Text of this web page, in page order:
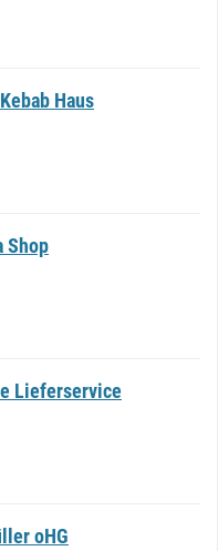
Haus
Shop
Lieferservice
oHG